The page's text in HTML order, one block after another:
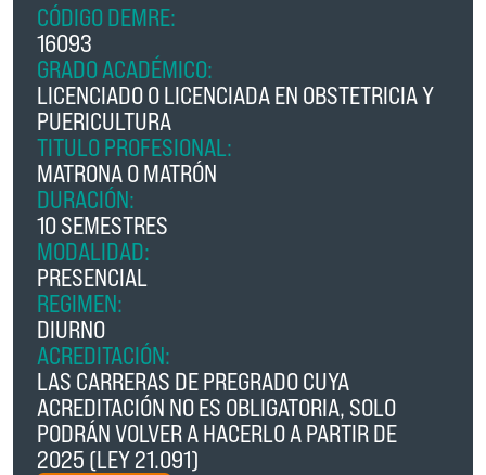
CÓDIGO DEMRE:
16093
GRADO ACADÉMICO:
LICENCIADO O LICENCIADA EN OBSTETRICIA Y
PUERICULTURA
TITULO PROFESIONAL:
MATRONA O MATRÓN
DURACIÓN:
10 SEMESTRES
MODALIDAD:
PRESENCIAL
REGIMEN:
DIURNO
ACREDITACIÓN:
LAS CARRERAS DE PREGRADO CUYA
ACREDITACIÓN NO ES OBLIGATORIA, SOLO
PODRÁN VOLVER A HACERLO A PARTIR DE
2025 (LEY 21.091)